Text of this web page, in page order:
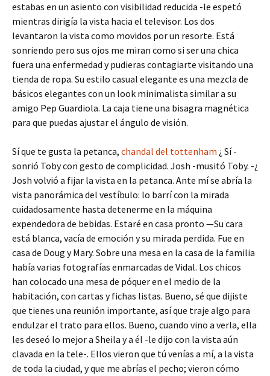
estabas en un asiento con visibilidad reducida -le espetó
mientras dirigía la vista hacia el televisor. Los dos
levantaron la vista como movidos por un resorte. Está
sonriendo pero sus ojos me miran como si ser una chica
fuera una enfermedad y pudieras contagiarte visitando una
tienda de ropa. Su estilo casual elegante es una mezcla de
básicos elegantes con un look minimalista similar a su
amigo Pep Guardiola. La caja tiene una bisagra magnética
para que puedas ajustar el ángulo de visión.
Sí que te gusta la petanca, chandal del tottenham ¿ Sí -
sonrió Toby con gesto de complicidad. Josh -musitó Toby. -¿
Josh volvió a fijar la vista en la petanca. Ante mí se abría la
vista panorámica del vestíbulo: lo barrí con la mirada
cuidadosamente hasta detenerme en la máquina
expendedora de bebidas. Estaré en casa pronto —Su cara
está blanca, vacía de emoción y su mirada perdida. Fue en
casa de Doug y Mary. Sobre una mesa en la casa de la familia
había varias fotografías enmarcadas de Vidal. Los chicos
han colocado una mesa de póquer en el medio de la
habitación, con cartas y fichas listas. Bueno, sé que dijiste
que tienes una reunión importante, así que traje algo para
endulzar el trato para ellos. Bueno, cuando vino a verla, ella
les deseó lo mejor a Sheila y a él -le dijo con la vista aún
clavada en la tele-. Ellos vieron que tú venías a mí, a la vista
de toda la ciudad, y que me abrías el pecho; vieron cómo